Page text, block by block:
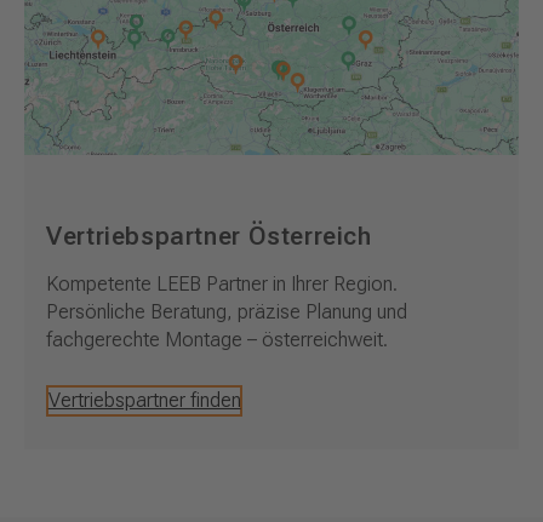
Vertriebspartner Österreich
Kompetente LEEB Partner in Ihrer Region.
Persönliche Beratung, präzise Planung und
fachgerechte Montage – österreichweit.
Vertriebspartner finden